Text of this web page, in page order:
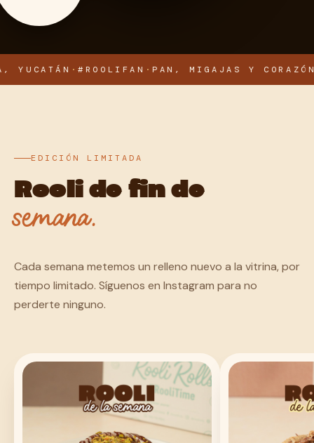
· #ROOLIFAN· PAN, MIGAJAS Y CORAZÓN · EL
EDICIÓN LIMITADA
Rooli de fin de
semana.
Cada semana metemos un relleno nuevo a la vitrina, por
tiempo limitado. Síguenos en Instagram para no
perderte ninguno.